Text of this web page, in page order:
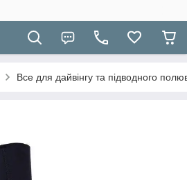
Все для дайвінгу та підводного